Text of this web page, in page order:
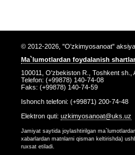
© 2012-2026, "O'zkimyosanoat"
Ma`lumotlardan foydalanish
100011, O'zbekiston R., Toshkent sh.,
Telefon: (+99878) 140-74-08
Faks: (+99878) 140-74-59
Ishonch telefoni: (+99871) 200-74-48
Elektron quti: uzkimyosanoat@uks.uz
Jamiyat saytida joylashtirilgan
xabarlardan matnlarni qisman keltirishda)
ruxsat etiladi.